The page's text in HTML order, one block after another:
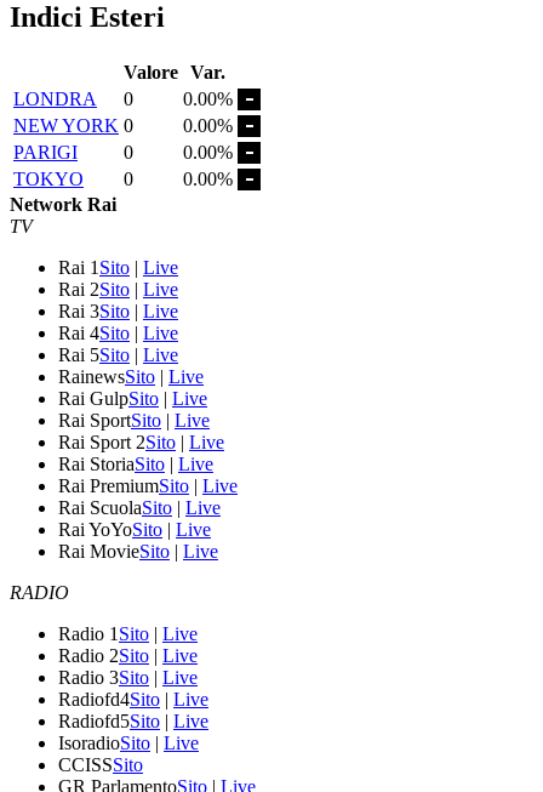
Indici Esteri
Valore Var.
LONDRA
0
0.00%
NEW YORK 0
0.00%
PARIGI
0
0.00%
TOKYO
0
0.00%
Network Rai
TV
Rai 1 Sito | Live
Rai 2Sito | Live
Rai 3Sito | Live
Rai 4Sito | Live
Rai 5Sito | Live
RainewsSito | Live
Rai GulpSito | Live
Rai SportSito | Live
Rai Sport 2Sito | Live
Rai StoriaSito | Live
Rai PremiumSito | Live
Rai ScuolaSito | Live
Rai YoYoSito | Live
Rai MovieSito | Live
RADIO
Radio 1 Sito | Live
Radio 2Sito | Live
Radio 3Sito | Live
Radiofd4Sito | Live
Radiofd5Sito | Live
IsoradioSito | Live
CCISSSito
GR ParlamentoSito | Live